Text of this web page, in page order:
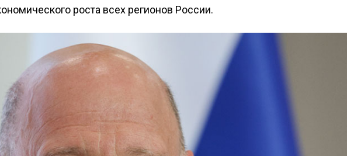
роста всех регионов России.